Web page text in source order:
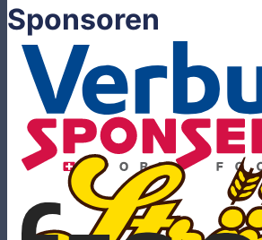
Sponsoren